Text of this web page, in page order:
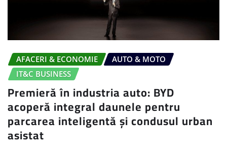
AFACERI & ECONOMIE
AUTO & MOTO
IT&C BUSINESS
Premieră în industria auto: BYD
acoperă integral daunele pentru
parcarea inteligentă și condusul urban
asistat